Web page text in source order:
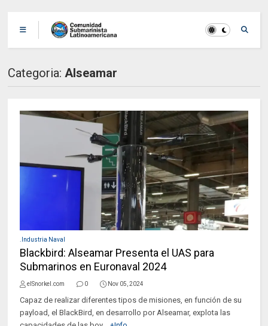
Categoria:Alseamar
.Industria Naval
Blackbird: Alseamar Presenta el UAS para
Submarinos en Euronaval 2024
elSnorkel.com 0 Nov 05, 2024
Capaz de realizar diferentes tipos de misiones, en función de su
payload, el BlackBird, en desarrollo por Alseamar, explota las